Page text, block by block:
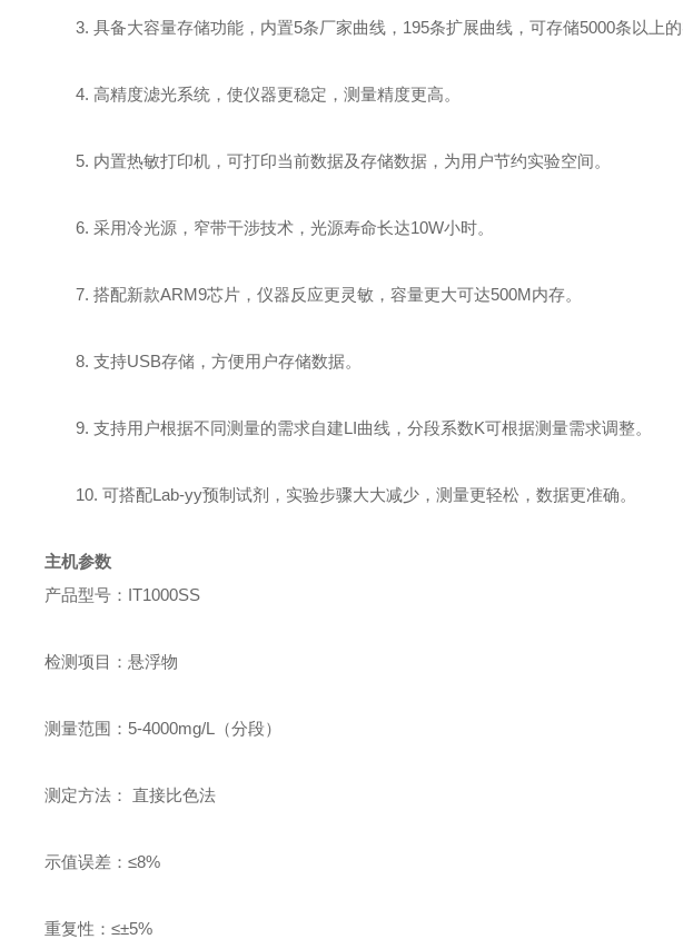
3. 具备大容量存储功能 ， 内置5条厂家曲线 ， 195条扩展曲线 ， 可存储5000条以上
4. 高精度滤光系统，使仪器更稳定，测量精度更高。
5. 内置热敏打印机，可打印当前数据及存储数据，为用户节约实验空间。
6. 采用冷光源，窄带干涉技术，光源寿命长达10W小时。
7. 搭配新款ARM9芯片，仪器反应更灵敏，容量更大可达500M内存。
8. 支持USB存储，方便用户存储数据。
9. 支持用户根据不同测量的需求自建LI曲线，分段系数K可根据测量需求调整。
10. 可搭配Lab-yy预制试剂，实验步骤大大减少，测量更轻松，数据更准确。
主机参数
产品型号 ： IT1000SS
检测项目 ： 悬浮物
测量范围 ： 5-4000mg/L （分段）
测定方法 ： 直接比色法
示值误差 ： ≤8%
重复性 ： ≤±5%